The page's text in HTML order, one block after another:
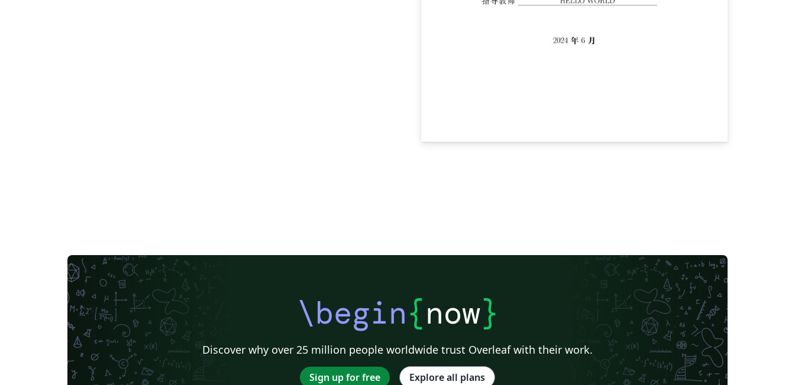
\begin{now}
Discover why over 25 million people worldwide trust Overleaf with their work.
Sign up for free Explore all plans